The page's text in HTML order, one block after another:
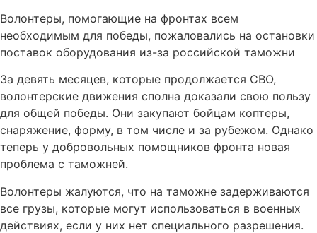
Волонтеры, помогающие на фронтах всем
необходимым для победы, пожаловались на остановки
поставок оборудования из-за российской таможни
За девять месяцев, которые продолжается СВО,
волонтерские движения сполна доказали свою пользу
для общей победы. Они закупают бойцам коптеры,
снаряжение, форму, в том числе и за рубежом. Однако
теперь у добровольных помощников фронта новая
проблема с таможней.
Волонтеры жалуются, что на таможне задерживаются
все грузы, которые могут использоваться в военных
действиях, если у них нет специального разрешения.